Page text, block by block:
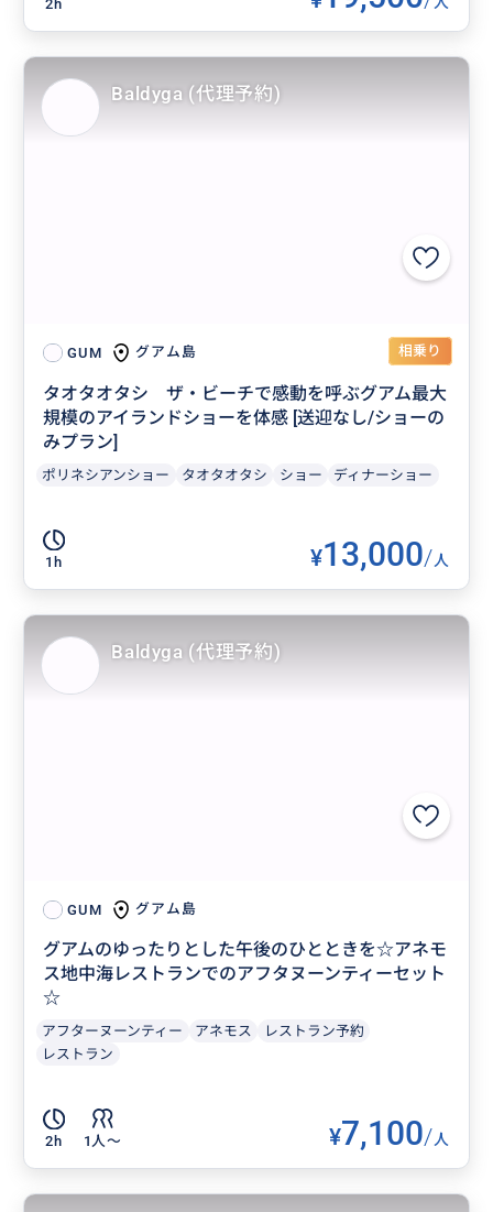
2h
GUM グアム島 相乗り
タオタオタシ ザ・ビーチで感動を呼ぶグアム最大
規模のアイランドショーを体感 [送迎なし/ショーの
みプラン]
ポリネシアンショー タオタオタシ ショー ディナーショー
1h ¥13,000/人
Baldyga (代理予約)
GUM グアム島
グアムのゆったりとした午後のひとときを☆アネモ
ス地中海レストランでのアフタヌーンティーセット
☆
アフターヌーンティー アネモス
レストラン予約
レストラン
2h 1人〜 ¥7,100/人
Baldyga (代理予約)